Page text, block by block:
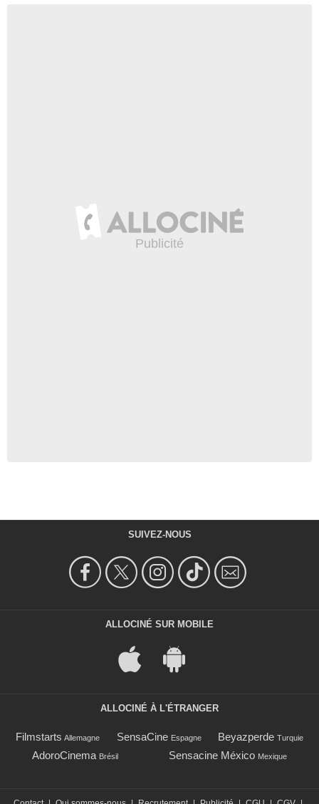
SUIVEZ-NOUS
ALLOCINÉ SUR MOBILE
ALLOCINÉ À L'ÉTRANGER
Filmstarts Allemagne SensaCine Espagne Beyazperde Turquie
AdoroCinema Brésil Sensacine México Mexique